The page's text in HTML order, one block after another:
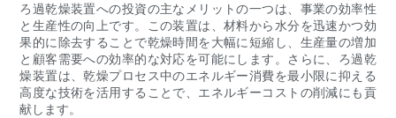
ろ過乾燥装置への投資の主なメリットの一つは、事業の効率性
と生産性の向上です。この装置は、材料から水分を迅速かつ効
果的に除去することで乾燥時間を大幅に短縮し、生産量の増加
と顧客需要への効率的な対応を可能にします。さらに、ろ過乾
燥装置は、乾燥プロセス中のエネルギー消費を最小限に抑える
高度な技術を活用することで、エネルギーコストの削減にも貢
献します。